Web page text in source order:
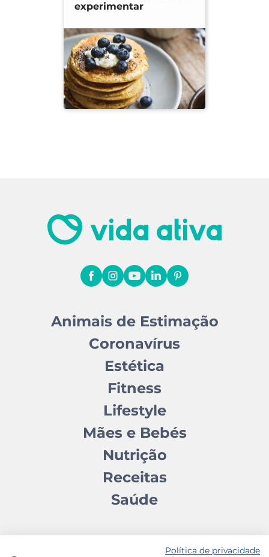
experimentar
Animais de Estimação
Coronavírus
Estética
Fitness
Lifestyle
Mães e Bebés
Nutrição
Receitas
Saúde
Política de privacidade